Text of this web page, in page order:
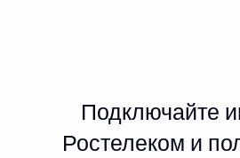
Подключайте
Ростелеком и